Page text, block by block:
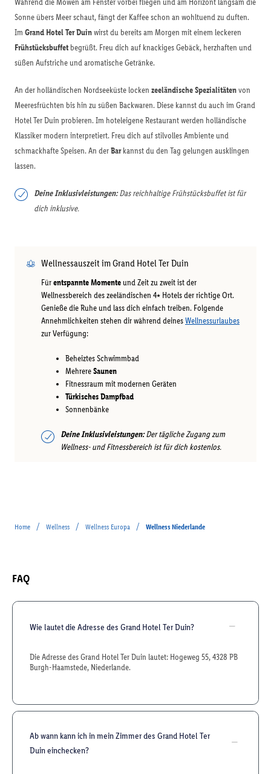
Während die Möwen am Fenster vorbei fliegen und am Horizont langsam die
Sonne übers Meer schaut, fängt der Kaffee schon an wohltuend zu duften.
Im Grand Hotel Ter Duinwirst du bereits am Morgen mit einem leckeren
Frühstücksbuffet begrüßt. Freu dich auf knackiges Gebäck, herzhaften und
süßen Aufstriche und aromatische Getränke.
An der holländischen Nordseeküste locken zeeländische Spezialitätenvon
Meeresfrüchten bis hin zu süßen Backwaren. Diese kannst du auch im Grand
Hotel Ter Duin probieren. Im hoteleigene Restaurant werden holländische
Klassiker modern interpretiert. Freu dich auf stilvolles Ambiente und
schmackhafte Speisen. An derBarkannst du den Tag gelungen ausklingen
lassen.
Deine Inklusivleistungen:Das reichhaltige Frühstücksbuffet ist für
dich inklusive.
Wellnessauszeit im Grand Hotel Ter Duin
Fürentspannte Momente und Zeit zu zweit ist der
Wellnessbereich des zeeländischen 4⭑ Hotels der richtige Ort.
Genieße die Ruhe und lass dich einfach treiben. Folgende
Annehmlichkeiten stehen dir während deinesWellnessurlaubes
zur Verfügung:
Beheiztes Schwimmbad
MehrereSaunen
Fitnessraum mit modernen Geräten
Türkisches Dampfbad
Sonnenbänke
Deine Inklusivleistungen:Der tägliche Zugang zum
Wellness- und Fitnessbereich ist für dich kostenlos.
Home / Wellness / Wellness Europa / Wellness Niederlande
FAQ
Wie lautet die Adresse des Grand Hotel Ter Duin?
Die Adresse des Grand Hotel Ter Duin lautet: Hogeweg 55, 4328 PB
Burgh-Haamstede, Niederlande.
Ab wann kann ich in mein Zimmer des Grand Hotel Ter
Duin einchecken?